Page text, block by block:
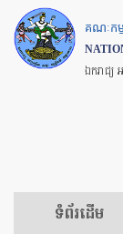
Skip
to
main
គណៈកម្
ឯករាជ្យ
ទំព័រ​ដើម